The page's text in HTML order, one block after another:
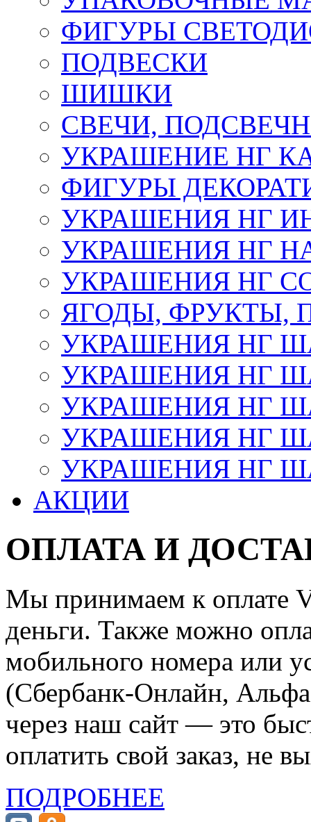
ФИГУРЫ
ПОДВЕСКИ
ШИШКИ
СВЕЧИ,
УКРАШЕНИЕ НГ
ФИГУРЫ
УКРАШЕНИЯ НГ
УКРАШЕНИЯ НГ
УКРАШЕНИЯ НГ
ЯГОДЫ, ФРУКТЫ,
УКРАШЕНИЯ НГ
УКРАШЕНИЯ НГ
УКРАШЕНИЯ НГ
УКРАШЕНИЯ НГ
УКРАШЕНИЯ НГ
АКЦИИ
ОПЛАТА И
Мы принимаем к оплате
деньги. Также можно
мобильного номера или
(Сбербанк-Онлайн,
через наш сайт — это
оплатить свой заказ, не
ПОДРОБНЕЕ